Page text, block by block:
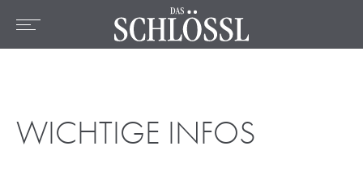
DE EN FR
Home
Zimmer & Preise
Angebote
WICHTIGE INFOS